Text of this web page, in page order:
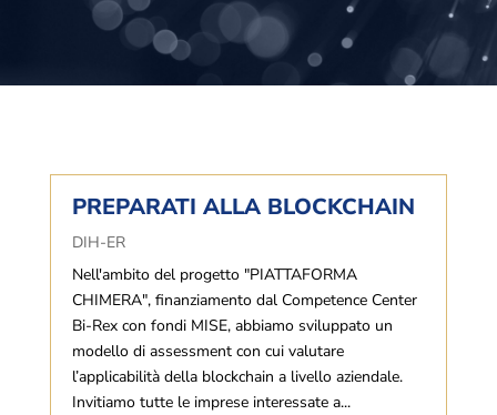
PREPARATI ALLA BLOCKCHAIN
DIH-ER
Nell'ambito del progetto "PIATTAFORMA
CHIMERA", finanziamento dal Competence Center
Bi-Rex con fondi MISE, abbiamo sviluppato un
modello di assessment con cui valutare
l’applicabilità della blockchain a livello aziendale.
Invitiamo tutte le imprese interessate a...